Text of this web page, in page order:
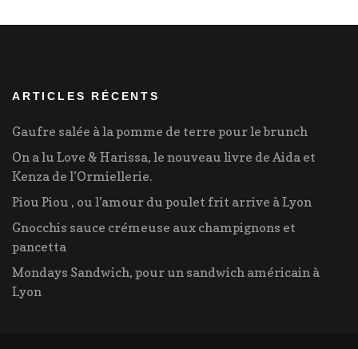
ARTICLES RÉCENTS
Gaufre salée à la pomme de terre pour le brunch
On a lu Love & Harissa, le nouveau livre de Aida et
Kenza de l’Ormiellerie.
Piou Piou , ou l’amour du poulet frit arrive à Lyon
Gnocchis sauce crémeuse aux champignons et
pancetta
Mondays Sandwich, pour un sandwich américain à
Lyon